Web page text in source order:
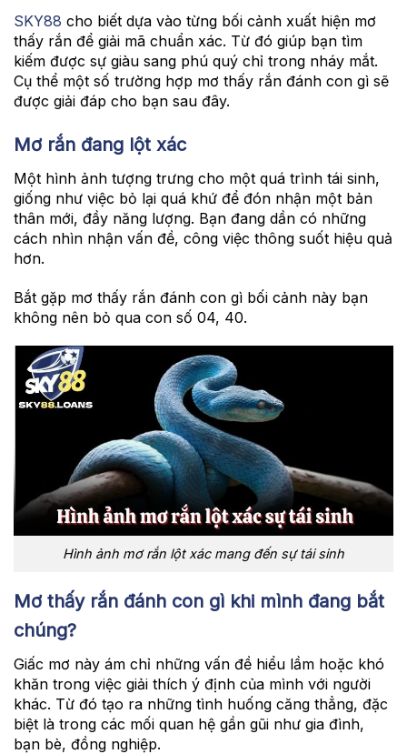
SKY88 cho biết dựa vào từng bối cảnh xuất hiện mơ
thấy rắn để giải mã chuẩn xác. Từ đó giúp bạn tìm
kiếm được sự giàu sang phú quý chỉ trong nháy mắt.
Cụ thể một số trường hợp mơ thấy rắn đánh con gì sẽ
được giải đáp cho bạn sau đây.
Mơ rắn đang lột xác
Một hình ảnh tượng trưng cho một quá trình tái sinh,
giống như việc bỏ lại quá khứ để đón nhận một bản
thân mới, đầy năng lượng. Bạn đang dần có những
cách nhìn nhận vấn đề, công việc thông suốt hiệu quả
hơn.
Bắt gặp mơ thấy rắn đánh con gì bối cảnh này bạn
không nên bỏ qua con số 04, 40.
Hình ảnh mơ rắn lột xác mang đến sự tái sinh
Mơ thấy rắn đánh con gì khi mình đang bắt
chúng?
Giấc mơ này ám chỉ những vấn đề hiểu lầm hoặc khó
khăn trong việc giải thích ý định của mình với người
khác. Từ đó tạo ra những tình huống căng thẳng, đặc
biệt là trong các mối quan hệ gần gũi như gia đình,
bạn bè, đồng nghiệp.